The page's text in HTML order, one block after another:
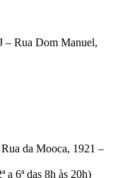
– Rua Dom Manuel,
da Mooca, 1921 –
a 6ª das 8h às 20h)